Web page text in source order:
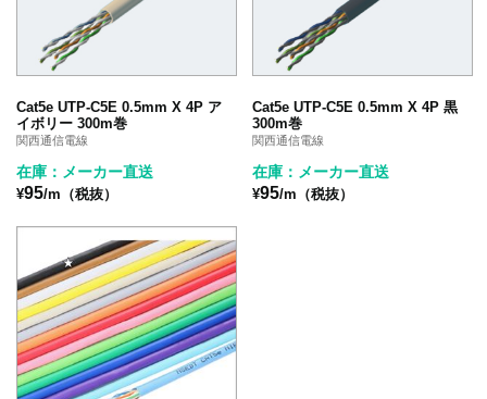
Cat5e UTP-C5E 0.5mm X 4P ア
イボリー 300m巻
関西通信電線
在庫：メーカー直送
¥95/m（税抜）
Cat5e UTP-C5E 0.5mm X 4P 黒
300m巻
関西通信電線
在庫：メーカー直送
¥95/m（税抜）